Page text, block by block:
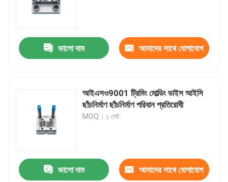
ভিডিও
আমাদের সম্বন্ধে
গুণমান নিয়ন্ত্রণ
একটি উদ্ধৃতি অনুরোধ করুন
সেমিকন্ডাক্টর মোল্ডিং মেশিন
ভালো দাম আমাদের সাথে যোগাযোগ
আইএসও9001 ট্রিমিং মোল্ডিং ডাইস আইসি
ছাঁচনির্মাণ ছাঁচনির্মাণ পরিধান প্রতিরোধী
MOQ：১ সেট
ভালো দাম আমাদের সাথে যোগাযোগ